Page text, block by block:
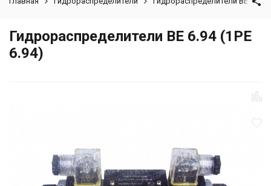
Гидрораспределители ВЕ 6.94 (1РЕ
6.94)